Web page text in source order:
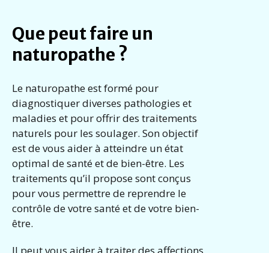
Que peut faire un
naturopathe ?
Le naturopathe est formé pour
diagnostiquer diverses pathologies et
maladies et pour offrir des traitements
naturels pour les soulager. Son objectif
est de vous aider à atteindre un état
optimal de santé et de bien-être. Les
traitements qu’il propose sont conçus
pour vous permettre de reprendre le
contrôle de votre santé et de votre bien-
être.